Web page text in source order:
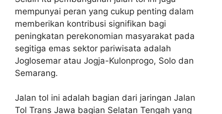
mempunyai peran yang cukup penting dalam
memberikan kontribusi signifikan bagi
peningkatan perekonomian masyarakat pada
segitiga emas sektor pariwisata adalah
Joglosemar atau Jogja-Kulonprogo, Solo dan
Semarang.
Jalan tol ini adalah bagian dari jaringan Jalan
Tol Trans Jawa bagian Selatan Tengah yang